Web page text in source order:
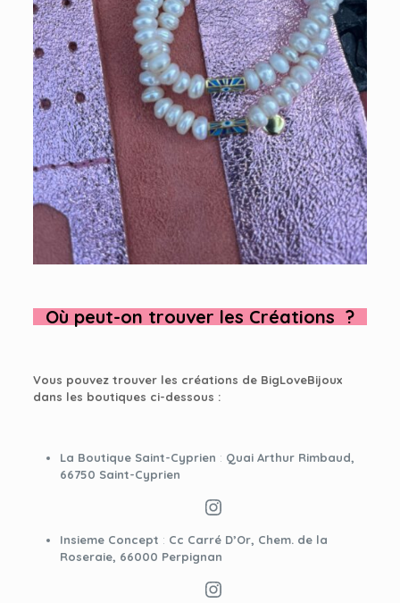
Où peut-on trouver les Créations ?
Vous pouvez trouver les créations de BigLoveBijoux
dans les boutiques ci-dessous :
La Boutique Saint-Cyprien : Quai Arthur Rimbaud,
66750 Saint-Cyprien
Instagram
Insieme Concept : Cc Carré D’Or, Chem. de la
Roseraie, 66000 Perpignan
Instagram